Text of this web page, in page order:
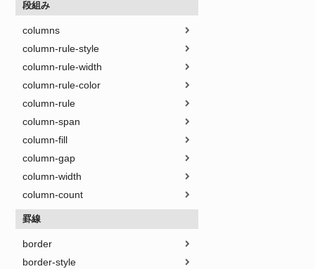
段組み
columns
column-rule-style
column-rule-width
column-rule-color
column-rule
column-span
column-fill
column-gap
column-width
column-count
罫線
border
border-style